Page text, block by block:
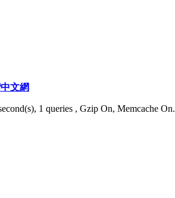
文網
1 queries , Gzip On, Memcache On.